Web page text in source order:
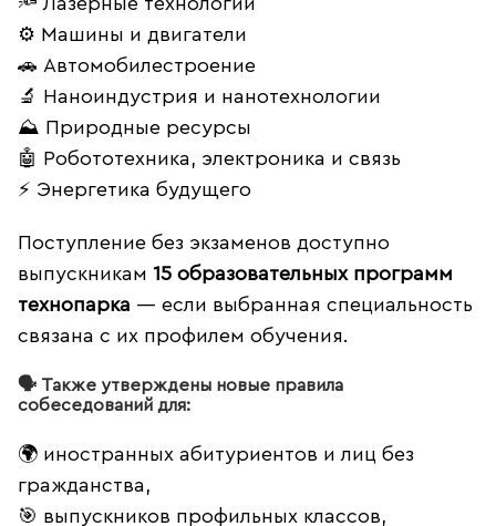
⚙️ Машины и двигатели
🚗 Автомобилестроение
🔬 Наноиндустрия и нанотехнологии
⛰️ Природные ресурсы
🤖 Робототехника, электроника и связь
⚡ Энергетика будущего
Поступление без экзаменов доступно
выпускникам 15 образовательных программ
технопарка — если выбранная специальность
связана с их профилем обучения.
🗣️ Также утверждены новые правила
собеседований для:
🌍 иностранных абитуриентов и лиц без
гражданства,
🎯 выпускников профильных классов,